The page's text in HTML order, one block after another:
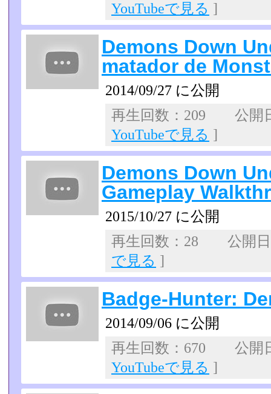
YouTubeで見る ]
Demons Down
matador de
2014/09/27 に公開
再生回数：209 公開
YouTubeで見る ]
Demons Down
Gameplay
2015/10/27 に公開
再生回数：28 公開
で見る ]
Badge-Hunter:
2014/09/06 に公開
再生回数：670 公開
YouTubeで見る ]